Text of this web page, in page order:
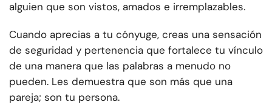
alguien que son vistos, amados e irremplazables.
Cuando aprecias a tu cónyuge, creas una sensación
de seguridad y pertenencia que fortalece tu vínculo
de una manera que las palabras a menudo no
pueden. Les demuestra que son más que una
pareja; son tu persona.